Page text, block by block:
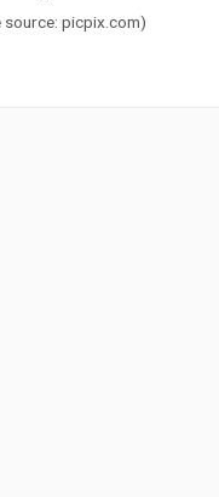
source: picpix.com)